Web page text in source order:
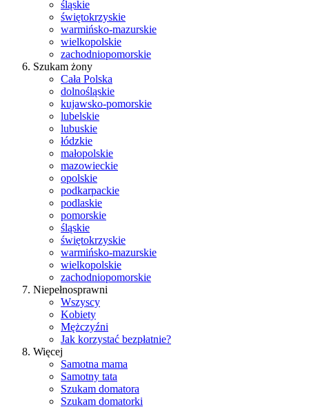
śląskie
świętokrzyskie
warmińsko-mazurskie
wielkopolskie
zachodniopomorskie
Szukam żony
Cała Polska
dolnośląskie
kujawsko-pomorskie
lubelskie
lubuskie
łódzkie
małopolskie
mazowieckie
opolskie
podkarpackie
podlaskie
pomorskie
śląskie
świętokrzyskie
warmińsko-mazurskie
wielkopolskie
zachodniopomorskie
Niepełnosprawni
Wszyscy
Kobiety
Mężczyźni
Jak korzystać bezpłatnie?
Więcej
Samotna mama
Samotny tata
Szukam domatora
Szukam domatorki